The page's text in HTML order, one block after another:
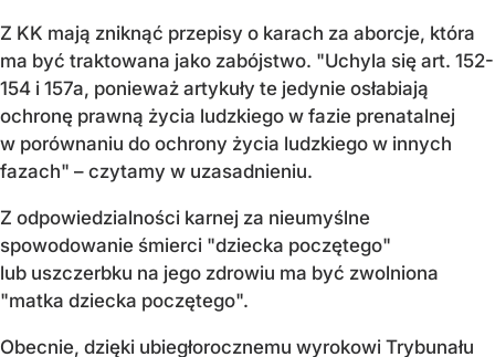
Z KK mają zniknąć przepisy o karach za aborcje, która
ma być traktowana jako zabójstwo. "Uchyla się art. 152-
154 i 157a, ponieważ artykuły te jedynie osłabiają
ochronę prawną życia ludzkiego w fazie prenatalnej
w porównaniu do ochrony życia ludzkiego w innych
fazach" – czytamy w uzasadnieniu.
Z odpowiedzialności karnej za nieumyślne
spowodowanie śmierci "dziecka poczętego"
lub uszczerbku na jego zdrowiu ma być zwolniona
"matka dziecka poczętego".
Obecnie, dzięki ubiegłorocznemu wyrokowi Trybunału